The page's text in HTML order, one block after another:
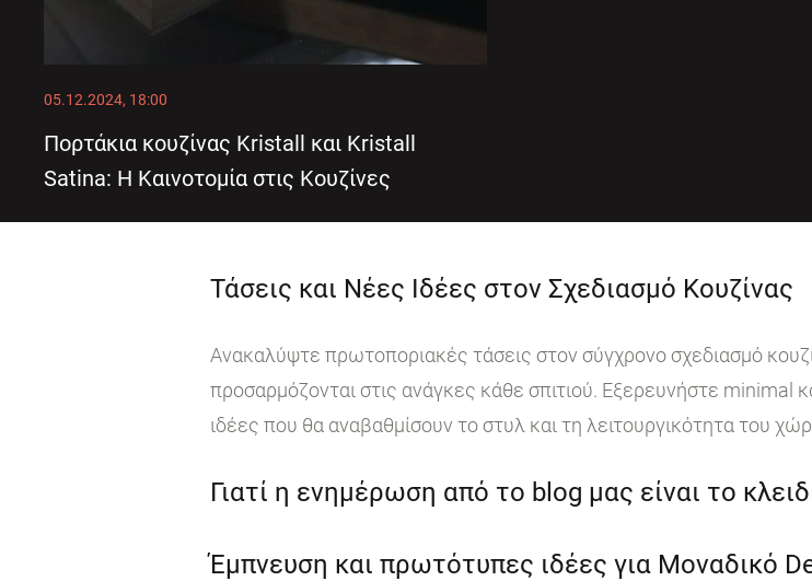
05.12.2024, 18:00
Πορτάκια κουζίνας Kristall και Kristall
Satina: Η Καινοτομία στις Κουζίνες
Τάσεις και Νέες Ιδέες στον Σχεδιασμό Κουζίνας
Ανακαλύψτε πρωτοποριακές τάσεις στον σύγχρονο σχεδιασμό
προσαρμόζονται στις ανάγκες κάθε σπιτιού. Εξερευνήστε minimal
ιδέες που θα αναβαθμίσουν το στυλ και τη λειτουργικότητα του
Γιατί η ενημέρωση από το blog μας είναι το
Έμπνευση και πρωτότυπες ιδέες για Μοναδικό